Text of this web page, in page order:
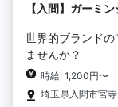
【入間】ガーミ
世界的ブランドの
ませんか？
時給: 1,200円〜
埼玉県入間市宮